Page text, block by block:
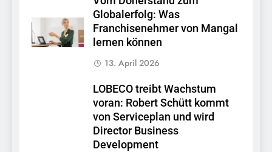
Globalerfolg: Was
Franchisenehmer von Mangal
lernen können
13. April 2026
LOBECO treibt Wachstum
voran: Robert Schütt kommt
von Serviceplan und wird
Director Business
Development